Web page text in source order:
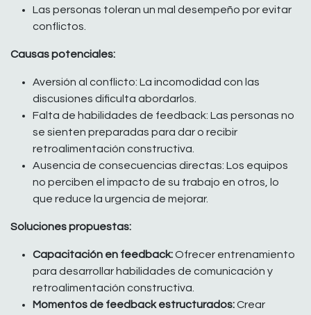
Las personas toleran un mal desempeño por evitar
conflictos.
Causas potenciales:
Aversión al conflicto: La incomodidad con las
discusiones dificulta abordarlos.
Falta de habilidades de feedback: Las personas no
se sienten preparadas para dar o recibir
retroalimentación constructiva.
Ausencia de consecuencias directas: Los equipos
no perciben el impacto de su trabajo en otros, lo
que reduce la urgencia de mejorar.
Soluciones propuestas:
Capacitación en feedback:Ofrecer entrenamiento
para desarrollar habilidades de comunicación y
retroalimentación constructiva.
Momentos de feedback estructurados:Crear